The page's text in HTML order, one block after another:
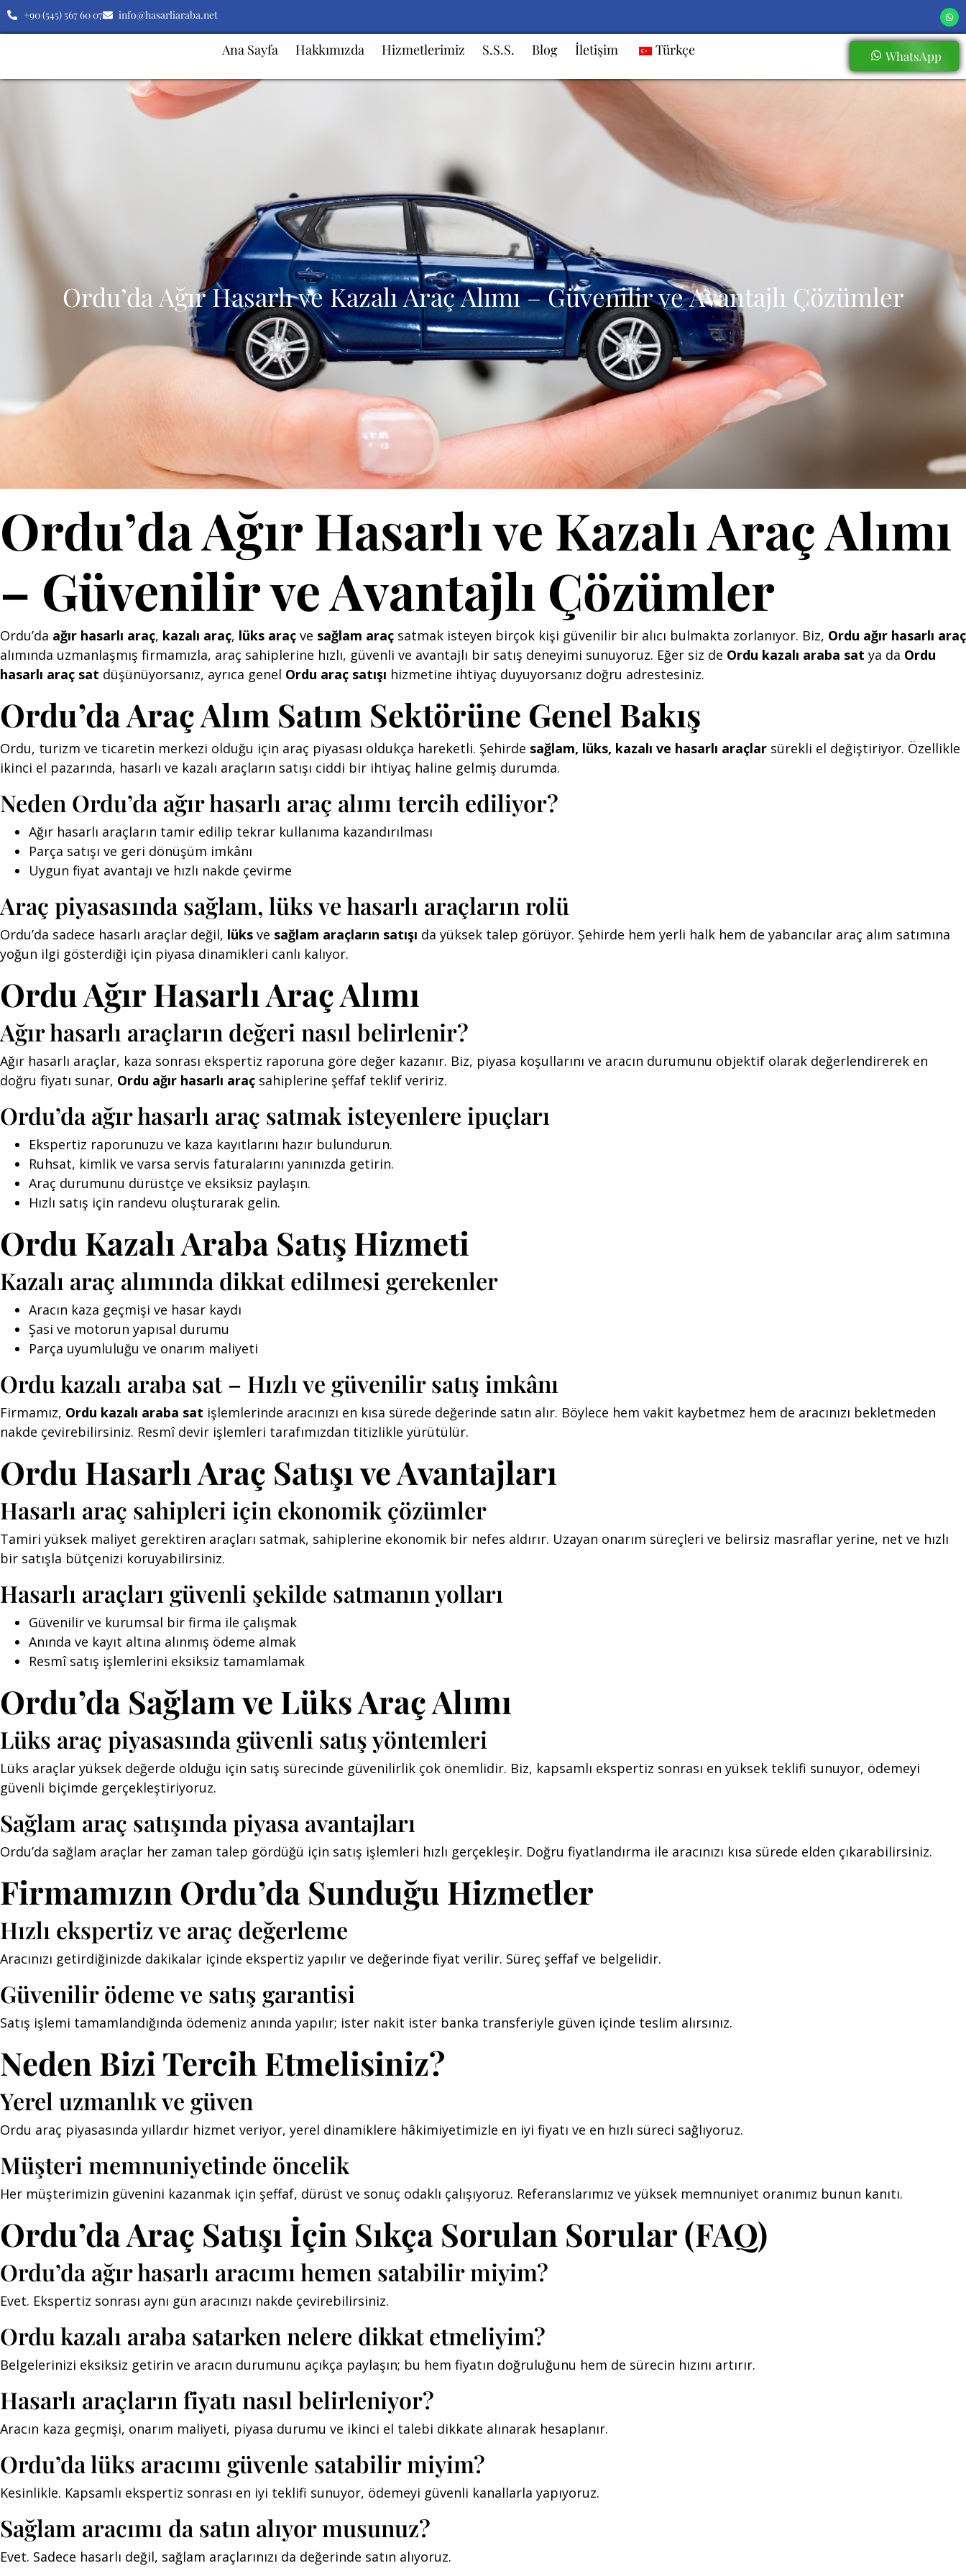
+90 (545) 567 60 07 info@hasarliaraba.net
Ana Sayfa Hakkımızda Hizmetlerimiz S.S.S. Blog İletişim Türkçe WhatsApp
Ordu’da Ağır Hasarlı ve Kazalı Araç Alımı – Güvenilir ve Avantajlı Çözümler
Ordu’da Ağır Hasarlı ve Kazalı Araç Alımı
– Güvenilir ve Avantajlı Çözümler
Ordu’da ağır hasarlı araç, kazalı araç, lüks araç ve sağlam araç satmak isteyen birçok kişi güvenilir bir alıcı bulmakta zorlanıyor. Biz, Ordu ağır hasarlı araç
alımında uzmanlaşmış firmamızla, araç sahiplerine hızlı, güvenli ve avantajlı bir satış deneyimi sunuyoruz. Eğer siz de Ordu kazalı araba sat ya da Ordu
hasarlı araç sat düşünüyorsanız, ayrıca genel Ordu araç satışı hizmetine ihtiyaç duyuyorsanız doğru adrestesiniz.
Ordu’da Araç Alım Satım Sektörüne Genel Bakış
Ordu, turizm ve ticaretin merkezi olduğu için araç piyasası oldukça hareketli. Şehirde sağlam, lüks, kazalı ve hasarlı araçlar sürekli el değiştiriyor. Özellikle
ikinci el pazarında, hasarlı ve kazalı araçların satışı ciddi bir ihtiyaç haline gelmiş durumda.
Neden Ordu’da ağır hasarlı araç alımı tercih ediliyor?
Ağır hasarlı araçların tamir edilip tekrar kullanıma kazandırılması
Parça satışı ve geri dönüşüm imkânı
Uygun fiyat avantajı ve hızlı nakde çevirme
Araç piyasasında sağlam, lüks ve hasarlı araçların rolü
Ordu’da sadece hasarlı araçlar değil, lüks ve sağlam araçların satışı da yüksek talep görüyor. Şehirde hem yerli halk hem de yabancılar araç alım satımına
yoğun ilgi gösterdiği için piyasa dinamikleri canlı kalıyor.
Ordu Ağır Hasarlı Araç Alımı
Ağır hasarlı araçların değeri nasıl belirlenir?
Ağır hasarlı araçlar, kaza sonrası ekspertiz raporuna göre değer kazanır. Biz, piyasa koşullarını ve aracın durumunu objektif olarak değerlendirerek en
doğru fiyatı sunar, Ordu ağır hasarlı araç sahiplerine şeffaf teklif veririz.
Ordu’da ağır hasarlı araç satmak isteyenlere ipuçları
Ekspertiz raporunuzu ve kaza kayıtlarını hazır bulundurun.
Ruhsat, kimlik ve varsa servis faturalarını yanınızda getirin.
Araç durumunu dürüstçe ve eksiksiz paylaşın.
Hızlı satış için randevu oluşturarak gelin.
Ordu Kazalı Araba Satış Hizmeti
Kazalı araç alımında dikkat edilmesi gerekenler
Aracın kaza geçmişi ve hasar kaydı
Şasi ve motorun yapısal durumu
Parça uyumluluğu ve onarım maliyeti
Ordu kazalı araba sat – Hızlı ve güvenilir satış imkânı
Firmamız, Ordu kazalı araba sat işlemlerinde aracınızı en kısa sürede değerinde satın alır. Böylece hem vakit kaybetmez hem de aracınızı bekletmeden
nakde çevirebilirsiniz. Resmî devir işlemleri tarafımızdan titizlikle yürütülür.
Ordu Hasarlı Araç Satışı ve Avantajları
Hasarlı araç sahipleri için ekonomik çözümler
Tamiri yüksek maliyet gerektiren araçları satmak, sahiplerine ekonomik bir nefes aldırır. Uzayan onarım süreçleri ve belirsiz masraflar yerine, net ve hızlı
bir satışla bütçenizi koruyabilirsiniz.
Hasarlı araçları güvenli şekilde satmanın yolları
Güvenilir ve kurumsal bir firma ile çalışmak
Anında ve kayıt altına alınmış ödeme almak
Resmî satış işlemlerini eksiksiz tamamlamak
Ordu’da Sağlam ve Lüks Araç Alımı
Lüks araç piyasasında güvenli satış yöntemleri
Lüks araçlar yüksek değerde olduğu için satış sürecinde güvenilirlik çok önemlidir. Biz, kapsamlı ekspertiz sonrası en yüksek teklifi sunuyor, ödemeyi
güvenli biçimde gerçekleştiriyoruz.
Sağlam araç satışında piyasa avantajları
Ordu’da sağlam araçlar her zaman talep gördüğü için satış işlemleri hızlı gerçekleşir. Doğru fiyatlandırma ile aracınızı kısa sürede elden çıkarabilirsiniz.
Firmamızın Ordu’da Sunduğu Hizmetler
Hızlı ekspertiz ve araç değerleme
Aracınızı getirdiğinizde dakikalar içinde ekspertiz yapılır ve değerinde fiyat verilir. Süreç şeffaf ve belgelidir.
Güvenilir ödeme ve satış garantisi
Satış işlemi tamamlandığında ödemeniz anında yapılır; ister nakit ister banka transferiyle güven içinde teslim alırsınız.
Neden Bizi Tercih Etmelisiniz?
Yerel uzmanlık ve güven
Ordu araç piyasasında yıllardır hizmet veriyor, yerel dinamiklere hâkimiyetimizle en iyi fiyatı ve en hızlı süreci sağlıyoruz.
Müşteri memnuniyetinde öncelik
Her müşterimizin güvenini kazanmak için şeffaf, dürüst ve sonuç odaklı çalışıyoruz. Referanslarımız ve yüksek memnuniyet oranımız bunun kanıtı.
Ordu’da Araç Satışı İçin Sıkça Sorulan Sorular (FAQ)
Ordu’da ağır hasarlı aracımı hemen satabilir miyim?
Evet. Ekspertiz sonrası aynı gün aracınızı nakde çevirebilirsiniz.
Ordu kazalı araba satarken nelere dikkat etmeliyim?
Belgelerinizi eksiksiz getirin ve aracın durumunu açıkça paylaşın; bu hem fiyatın doğruluğunu hem de sürecin hızını artırır.
Hasarlı araçların fiyatı nasıl belirleniyor?
Aracın kaza geçmişi, onarım maliyeti, piyasa durumu ve ikinci el talebi dikkate alınarak hesaplanır.
Ordu’da lüks aracımı güvenle satabilir miyim?
Kesinlikle. Kapsamlı ekspertiz sonrası en iyi teklifi sunuyor, ödemeyi güvenli kanallarla yapıyoruz.
Sağlam aracımı da satın alıyor musunuz?
Evet. Sadece hasarlı değil, sağlam araçlarınızı da değerinde satın alıyoruz.